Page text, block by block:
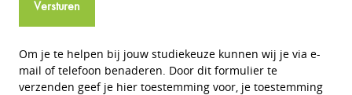
Versturen
Om je te helpen bij jouw studiekeuze kunnen wij je via e-
mail of telefoon benaderen. Door dit formulier te
verzenden geef je hier toestemming voor, je toestemming